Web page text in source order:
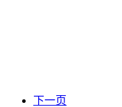
下一页